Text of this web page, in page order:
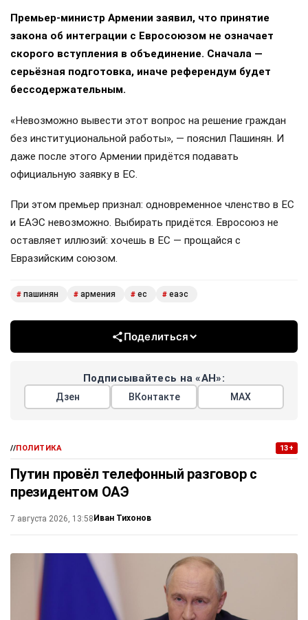
Премьер-министр Армении заявил, что принятие
закона об интеграции с Евросоюзом не означает
скорого вступления в объединение. Сначала —
серьёзная подготовка, иначе референдум будет
бессодержательным.
«Невозможно вывести этот вопрос на решение граждан
без институциональной работы», — пояснил Пашинян. И
даже после этого Армении придётся подавать
официальную заявку в ЕС.
При этом премьер признал: одновременное членство в ЕС
и ЕАЭС невозможно. Выбирать придётся. Евросоюз не
оставляет иллюзий: хочешь в ЕС — прощайся с
Евразийским союзом.
# пашинян # армения # ес # еаэс
Поделиться
Подписывайтесь на «АН»:
Дзен ВКонтакте МАХ
//ПОЛИТИКА 13+
Путин провёл телефонный разговор с
президентом ОАЭ
7 августа 2026, 13:58 Иван Тихонов